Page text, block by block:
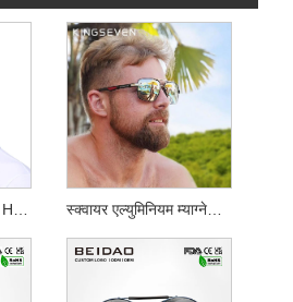
स्क्वायर एल्युमिनियम म्याग्नेसियम पुरुषको उड्डयन सनग्लास